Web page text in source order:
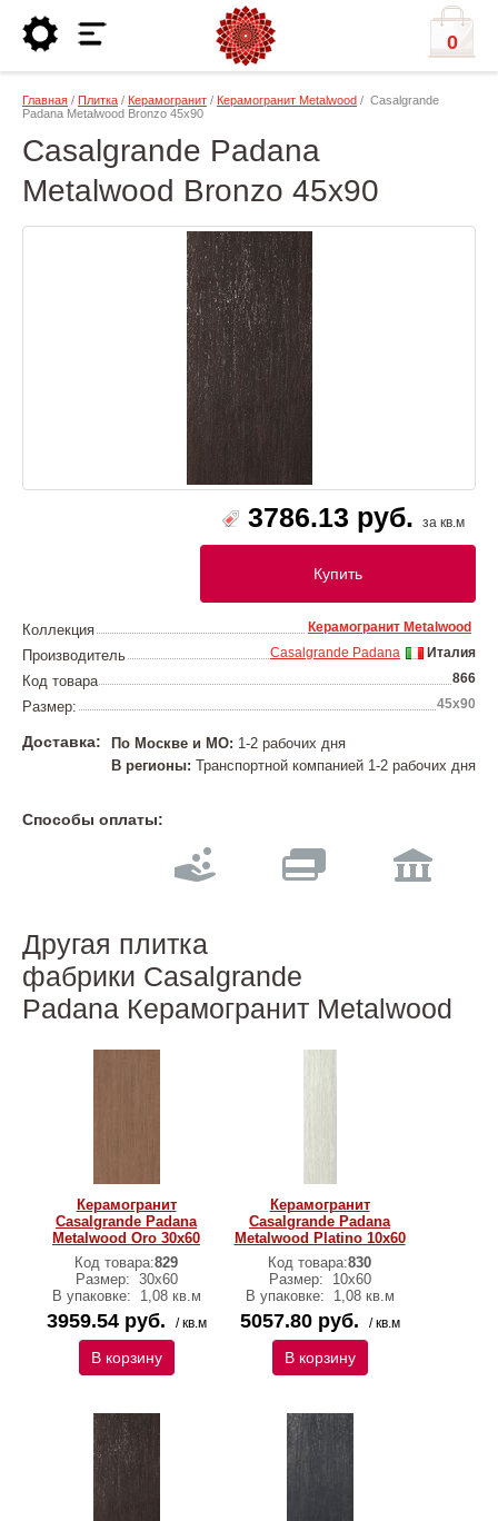
0
Главная / Плитка / Керамогранит / Керамогранит Metalwood / Casalgrande
Padana Metalwood Bronzo 45х90
Casalgrande Padana
Metalwood Bronzo 45х90
3786.13 руб. за кв.м
Купить
Коллекция Керамогранит Metalwood
Производитель Италия
Casalgrande Padana
Код товара 866
Размер: 45х90
Доставка: По Москве и МО: 1-2 рабочих дня
В регионы: Транспортной компанией 1-2 рабочих дня
Способы оплаты:
Другая плитка
фабрики Casalgrande
Padana Керамогранит Metalwood
Керамогранит
Casalgrande Padana
Metalwood Oro 30х60
Код товара:829
Размер: 30х60
В упаковке:
1,08 кв.м
3959.54 руб. / кв.м
В корзину
Керамогранит
Casalgrande Padana
Metalwood Platino 10х60
Код товара:830
Размер:
10х60
В упаковке:
1,08 кв.м
5057.80 руб. / кв.м
В корзину